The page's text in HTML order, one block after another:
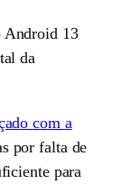
Android 13
da
com a
por falta de
para